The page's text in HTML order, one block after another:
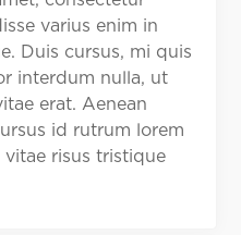
varius enim in
Duis cursus, mi quis
interdum nulla, ut
erat. Aenean
id rutrum lorem
risus tristique